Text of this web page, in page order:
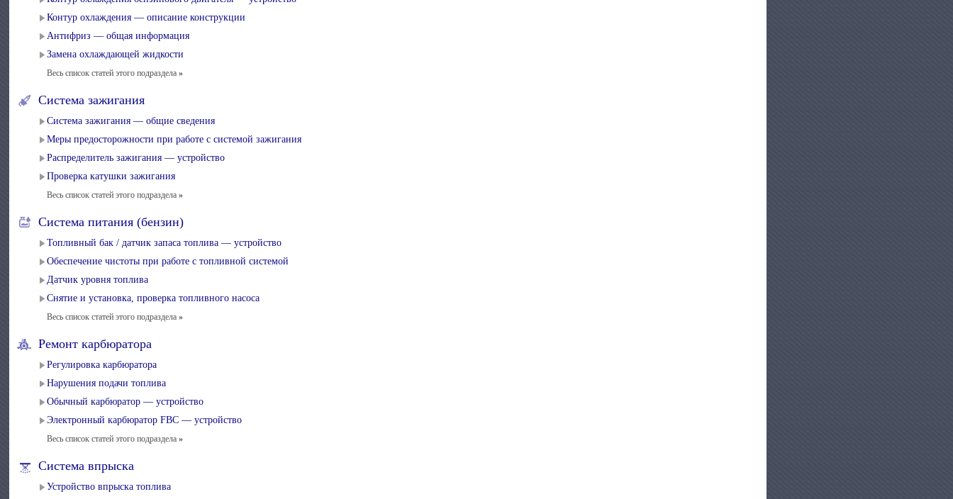
Контур охлаждения — описание конструкции
Антифриз — общая информация
Замена охлаждающей жидкости
Весь список статей этого подраздела»
Система зажигания
Система зажигания — общие сведения
Меры предосторожности при работе с системой зажигания
Распределитель зажигания — устройство
Проверка катушки зажигания
Весь список статей этого подраздела»
Система питания (бензин)
Топливный бак / датчик запаса топлива — устройство
Обеспечение чистоты при работе с топливной системой
Датчик уровня топлива
Снятие и установка, проверка топливного насоса
Весь список статей этого подраздела»
Ремонт карбюратора
Регулировка карбюратора
Нарушения подачи топлива
Обычный карбюратор — устройство
Электронный карбюратор FBC — устройство
Весь список статей этого подраздела»
Система впрыска
Устройство впрыска топлива